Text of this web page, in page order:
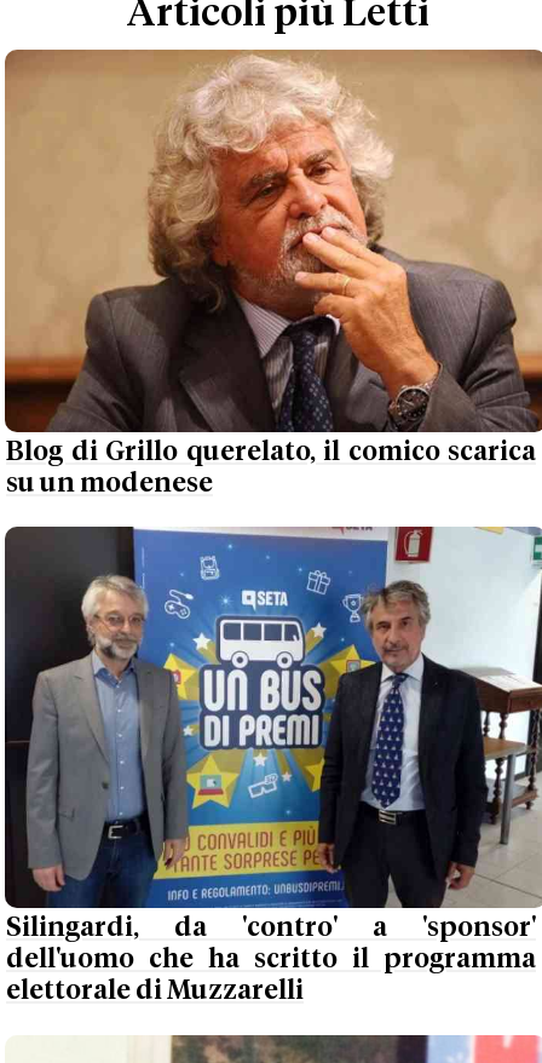
Articoli più Letti
Blog di Grillo querelato, il comico scarica
su un modenese
Silingardi, da 'contro' a 'sponsor'
dell'uomo che ha scritto il programma
elettorale di Muzzarelli